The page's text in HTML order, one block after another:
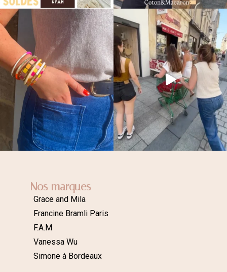
Nos marques
Grace and Mila
Francine Bramli Paris
F.A.M
Vanessa Wu
Simone à Bordeaux